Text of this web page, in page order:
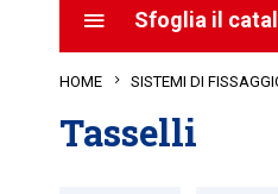
Sfoglia il
HOME SISTEMI DI
Tasselli